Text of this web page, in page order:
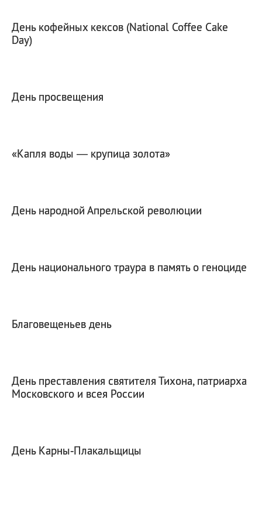
День кофейных кексов (National Coffee Cake
Day)
День просвещения
«Капля воды — крупица золота»
День народной Апрельской революции
День национального траура в память о геноциде
Благовещеньев день
День преставления святителя Тихона, патриарха
Московского и всея России
День Карны‑Плакальщицы